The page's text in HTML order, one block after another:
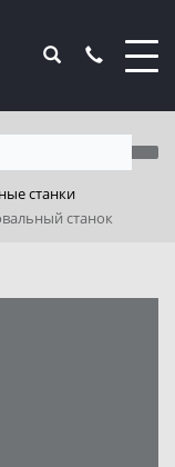
станки
станок